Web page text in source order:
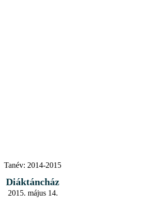
Tanév: 2014-2015
Diáktáncház
2015. május 14.